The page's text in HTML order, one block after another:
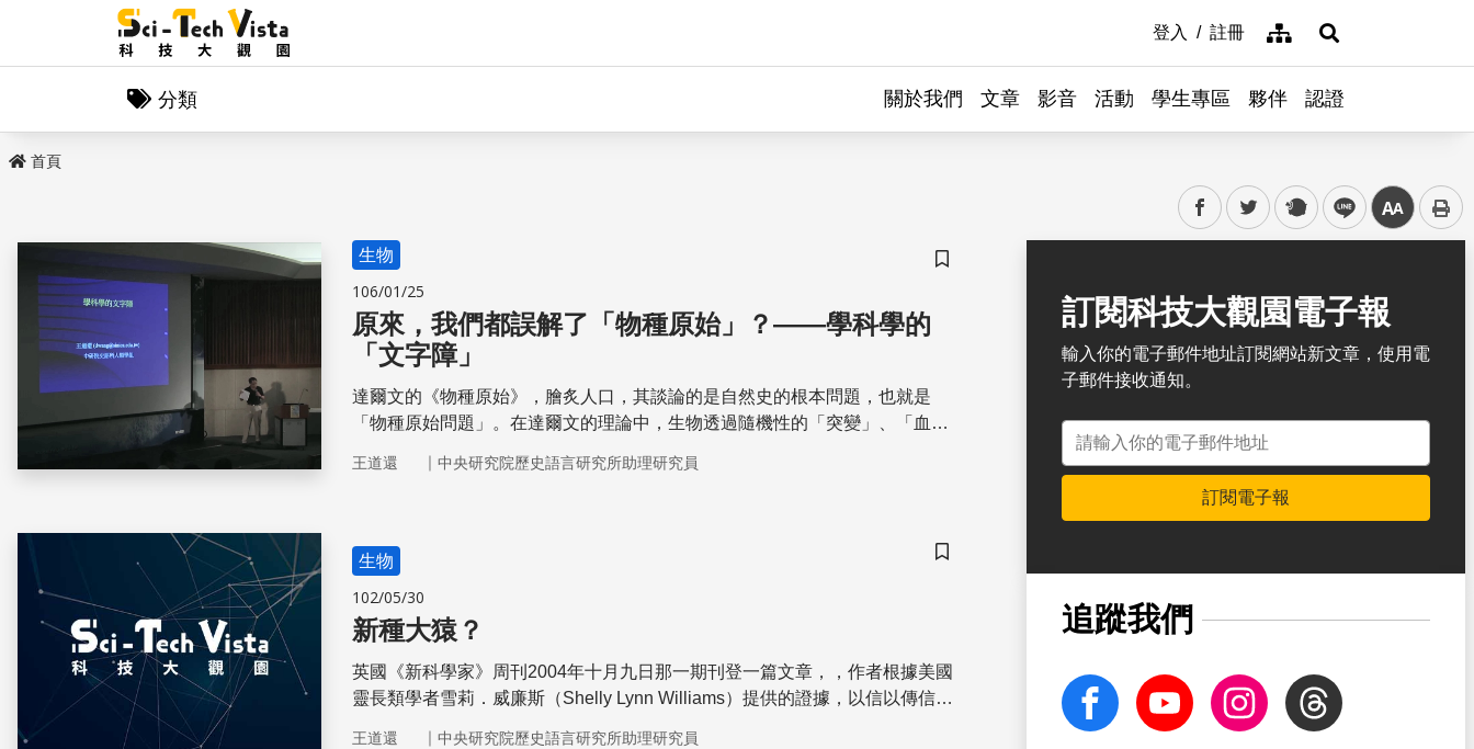
登入 註冊 網站導覽展開搜尋
分類 關於我們 文章 影音 活動 學生專區 夥伴 認證
首頁
facebooktwitter plurk line 中
儲存書籤
生物
106/01/25
原來，我們都誤解了「物種原始」？——學科學的
「文字障」
達爾文的《物種原始》，膾炙人口，其談論的是自然史的根本問題，也就是
「物種原始問題」。在達爾文的理論中，生物透過隨機性的「突變」、「血
槍打鳥，而是一種理性的過程。深談演化，不免會想：「人類何去何從？」王
王道還 ｜ 中央研究院歷史語言研究所助理研究員
儲存書籤
生物
102/05/30
新種大猿？
英國《新科學家》周刊2004年十月九日那一期刊登一篇文章，，作者根據美國
靈長類學者雪莉．威廉斯（Shelly Lynn Williams）提供的證據，以信以傳信，
王道還 ｜ 中央研究院歷史語言研究所助理研究員
訂閱科技大觀園電子報
輸入你的電子郵件地址訂閱網站新文章，使用電
子郵件接收通知。
電子郵件地址
訂閱電子報
追蹤我們
facebook Youtube InstagramThreads